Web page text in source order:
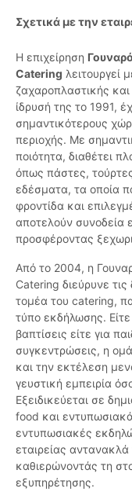
Σχετικά με την
Η επιχείρηση
Catering λειτουργεί
ζαχαροπλαστικής
ίδρυσή της το 1991,
σημαντικότερους
περιοχής. Με
ποιότητα, διαθέτει
όπως πάστες,
εδέσματα, τα οποία
φροντίδα και
αποτελούν συνοδεία
προσφέροντας
Από το 2004, η
Catering διεύρυνε
τομέα του catering,
τύπο εκδήλωσης. Είτε
βαπτίσεις είτε για
συγκεντρώσεις, η
και την εκτέλεση
γευστική εμπειρία
Εξειδικεύεται σε
food και
εντυπωσιακές
εταιρείας
καθιερώνοντάς τη
εξυπηρέτησης.